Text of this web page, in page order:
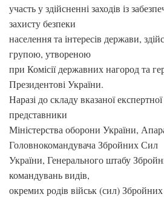
участь у здійсненні заходів із
захисту безпеки
населення та інтересів держави,
групою, утвореною
при Комісії державних нагород та
Президентові України.
Наразі до складу вказаної
представники
Міністерства оборони України,
Головнокомандувача Збройних Сил
України, Генерального штабу
командувань видів,
окремих родів військ (сил)